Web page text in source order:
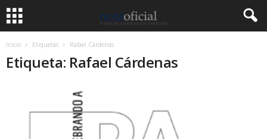
Inicio Etiquetas Rafael Cárdenas
Etiqueta: Rafael Cárdenas